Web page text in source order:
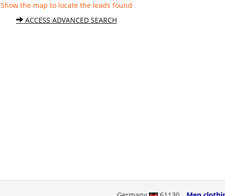
Show the map to locate the leads found
ACCESS ADVANCED SEARCH